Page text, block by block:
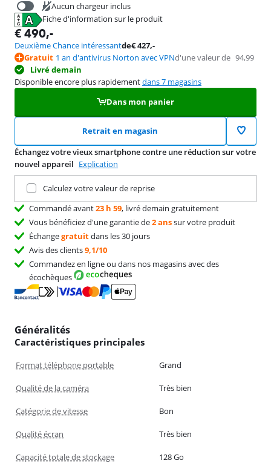
Aucun chargeur inclus
€39,99
Fiche d'information sur le produit
s'ouvre dans un nouvel onglet
€ 490,-
Deuxième Chance intéressantde€427,-
Gratuit 1 an d'antivirus Norton avec VPNd'une valeur de 94,99
Livré demain
Disponible encore plus rapidementdans 7 magasins
Dans mon panier
Retrait en magasin
Échangez votre vieux smartphone contre une réduction sur votre
nouvel appareil Explication
Calculez votre valeur de reprise
Commandé avant23 h 59, livré demain gratuitement
Vous bénéficiez d'une garantie de2 anssur votre produit
Échangegratuitdans les 30 jours
Avis des clients9,1/10
Commandez en ligne ou dans nos magasins avec des
écochèques
Généralités
Caractéristiques principales
Format téléphone portable Grand
Qualité de la caméra Très bien
Catégorie de vitesse Bon
Qualité écran Très bien
Capacité totale de stockage 128 Go